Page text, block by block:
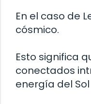
En el caso de
cósmico.
Esto significa
conectados
energía del Sol